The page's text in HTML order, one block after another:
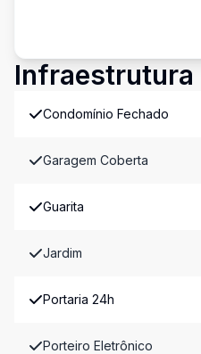
Infraestrutura
Condomínio Fechado
Garagem Coberta
Guarita
Jardim
Portaria 24h
Porteiro Eletrônico